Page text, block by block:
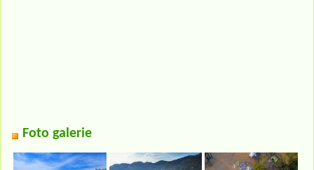
Foto galerie